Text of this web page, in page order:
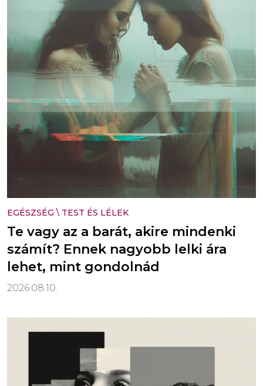
EGÉSZSÉG \ TEST ÉS LÉLEK
Te vagy az a barát, akire mindenki
számít? Ennek nagyobb lelki ára
lehet, mint gondolnád
2026.08.10.